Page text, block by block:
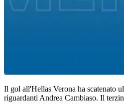
Il gol all'Hellas Verona ha scatenato
riguardanti Andrea Cambiaso. Il